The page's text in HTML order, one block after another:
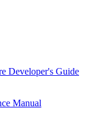
Developer's Guide
Manual